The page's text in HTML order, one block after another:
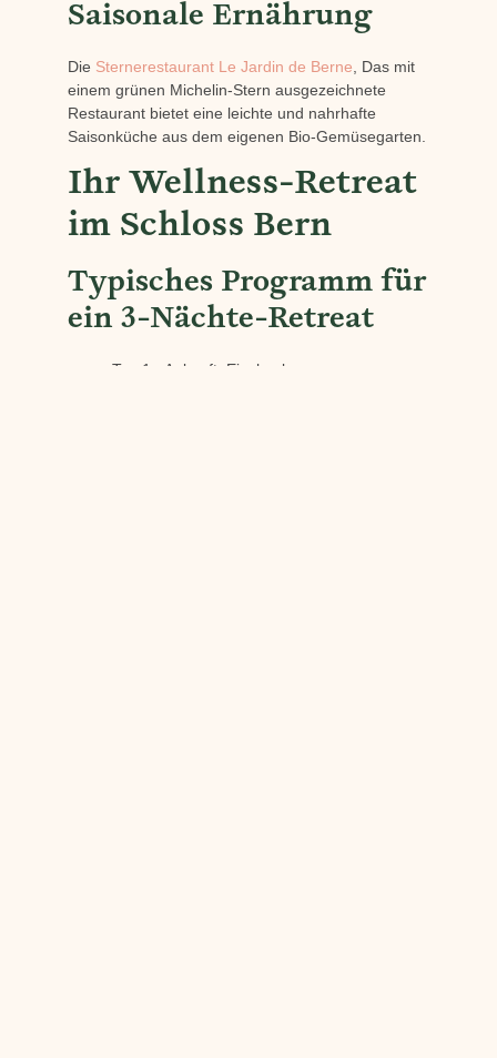
Saisonale Ernährung
Die Sternerestaurant Le Jardin de Berne , Das mit
einem grünen Michelin-Stern ausgezeichnete
Restaurant bietet eine leichte und nahrhafte
Saisonküche aus dem eigenen Bio-Gemüsegarten.
Ihr Wellness-Retreat
im Schloss Bern
Typisches Programm für
ein 3-Nächte-Retreat
Tag 1 - Ankunft: Einchecken,